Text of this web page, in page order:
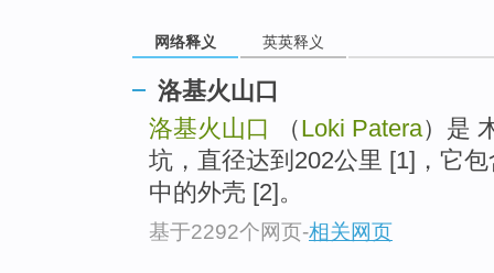
网络释义 英英释义
洛基火山口
洛基火山口
（Loki Patera）是
坑，直径达到202公里 [1]，它
中的外壳 [2]。
基于2292个网页-相关网页